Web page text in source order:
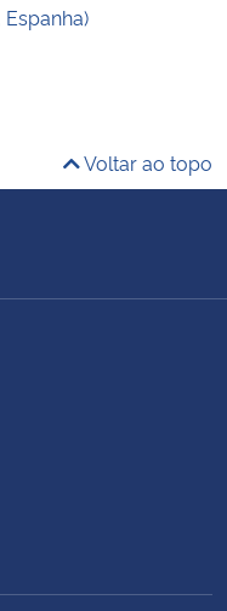
Voltar ao topo